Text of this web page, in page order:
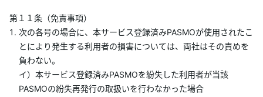
第１１条（免責事項）
次の各号の場合に、本サービス登録済みPASMOが使用されたこ
とにより発生する利用者の損害については、両社はその責めを
負わない。
イ）本サービス登録済みPASMOを紛失した利用者が当該
PASMOの紛失再発行の取扱いを行わなかった場合